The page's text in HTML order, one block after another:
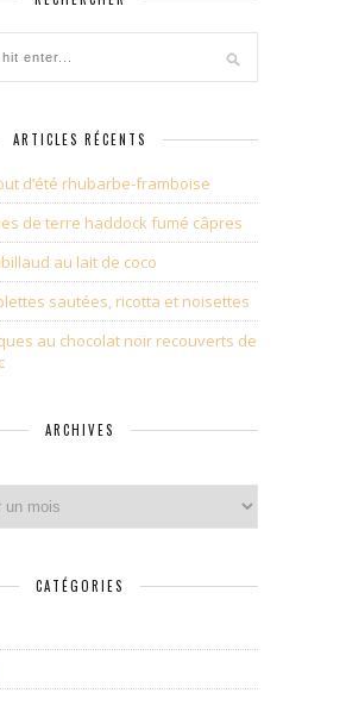
ARTICLES RÉCENTS
d’été rhubarbe-framboise
de terre haddock fumé câpres
au lait de coco
sautées, ricotta et noisettes
au chocolat noir recouverts de
ARCHIVES
CATÉGORIES